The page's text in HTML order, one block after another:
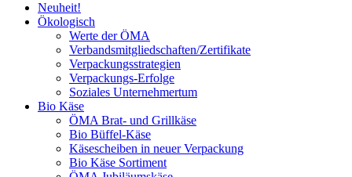
Neuheit!
Ökologisch
Werte der ÖMA
Verbandsmitgliedschaften/Zertifikate
Verpackungsstrategien
Verpackungs-Erfolge
Soziales Unternehmertum
Bio Käse
ÖMA Brat- und Grillkäse
Bio Büffel-Käse
Käsescheiben in neuer Verpackung
Bio Käse Sortiment